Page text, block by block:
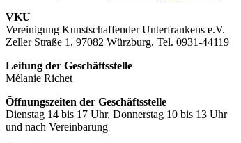
VKU
Vereinigung Kunstschaffender Unterfrankens e.V.
Zeller Straße 1, 97082 Würzburg, Tel. 0931-44119
Leitung der Geschäftsstelle
Mélanie Richet
Öffnungszeiten der Geschäftsstelle
Dienstag 14 bis 17 Uhr, Donnerstag 10 bis 13 Uhr
und nach Vereinbarung